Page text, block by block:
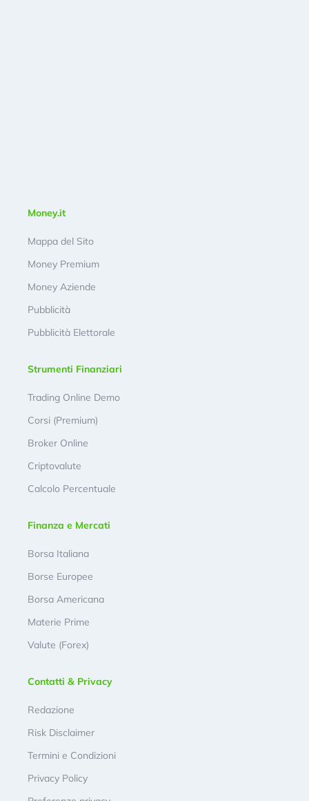
Money.it
Mappa del Sito
Money Premium
Money Aziende
Pubblicità
Pubblicità Elettorale
Strumenti Finanziari
Trading Online Demo
Corsi (Premium)
Broker Online
Criptovalute
Calcolo Percentuale
Finanza e Mercati
Borsa Italiana
Borse Europee
Borsa Americana
Materie Prime
Valute (Forex)
Contatti & Privacy
Redazione
Risk Disclaimer
Termini e Condizioni
Privacy Policy